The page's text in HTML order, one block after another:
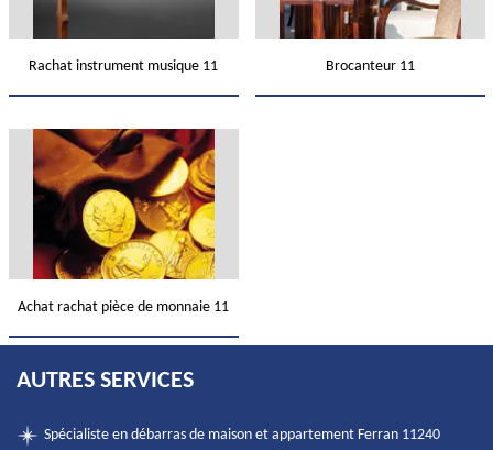
Rachat instrument musique 11 Brocanteur 11
Achat rachat pièce de monnaie 11
AUTRES SERVICES
Spécialiste en débarras de maison et appartement Ferran 11240